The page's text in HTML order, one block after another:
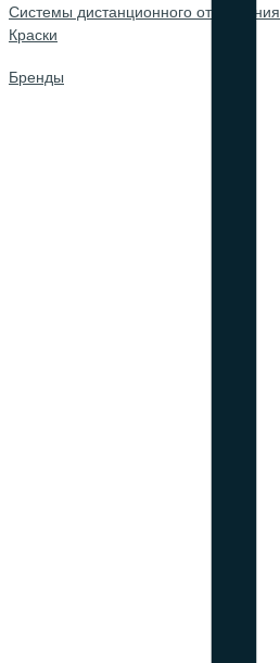
Системы дистанционного открывания
Краски
Бренды